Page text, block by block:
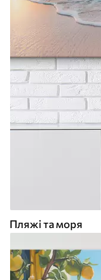
Пляжі та моря